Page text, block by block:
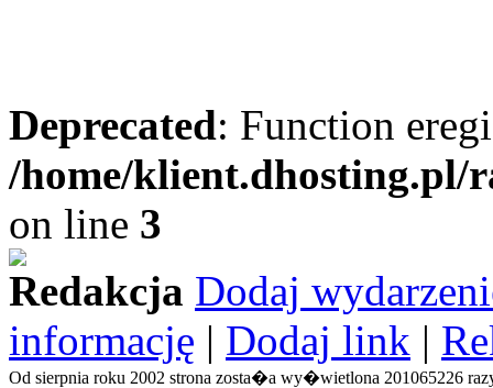
Deprecated: Function
/home/
on line 3
Redakcja Dodaj
informację | Dodaj link |
Od sierpnia roku 2002 strona zosta�a wy�wietlona 201065226